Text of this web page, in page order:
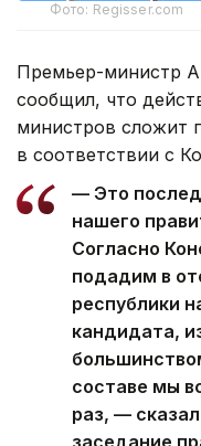
Фото: Regisser.com
Премьер-министр
сообщил, что
министров сложит
в соответствии с
— Это
нашего
Согласно
подадим в
республики
кандидата,
составе мы
раз, —